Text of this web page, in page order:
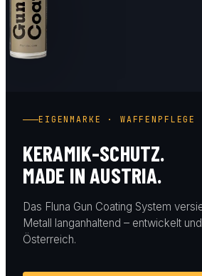
EIGENMARKE · WAFFENPFLEGE
KERAMIK-SCHUTZ.
MADE IN AUSTRIA.
Das Fluna Gun Coating System
Metall langanhaltend – entwickelt
Österreich.